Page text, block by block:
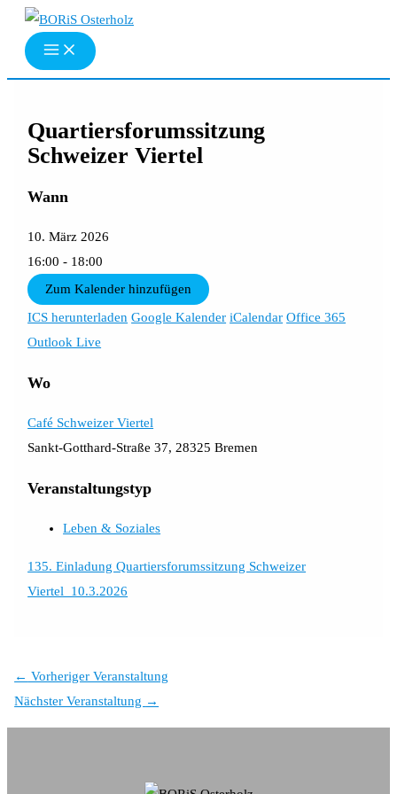
Zum
Inhalt
springen
Quartiersforumssitzung
Schweizer Viertel
Wann
10. März 2026
16:00 - 18:00
Zum Kalender hinzufügen
ICS herunterladen Google Kalender iCalendar Office 365
Outlook Live
Wo
Café Schweizer Viertel
Sankt-Gotthard-Straße 37, 28325 Bremen
Veranstaltungstyp
Leben & Soziales
135. Einladung Quartiersforumssitzung Schweizer
Viertel_10.3.2026
← Vorheriger Veranstaltung
Nächster Veranstaltung →